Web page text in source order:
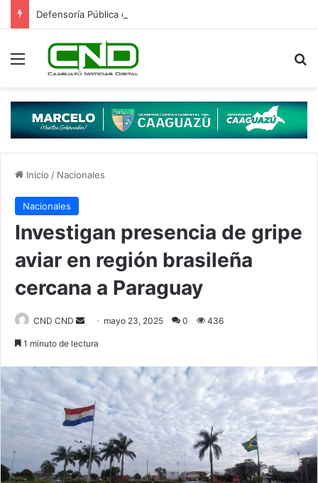
Menú
Inicio / Nacionales
Nacionales
Investigan presencia de gripe
aviar en región brasileña
cercana a Paraguay
CND CND
a
n
e
m
a
i
mayo 23, 2025 0 436
1 minuto de lectura